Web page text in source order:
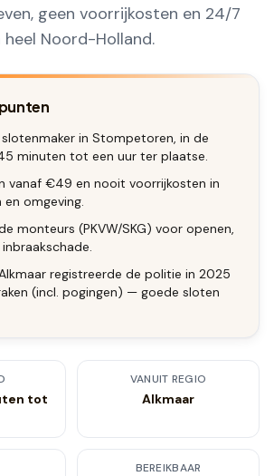
geen voorrijkosten en 24/7
Noord-Holland.
in Stompetoren, in de
minuten tot een uur ter plaatse.
vanaf €49 en nooit voorrijkosten in
omgeving.
monteurs (PKVW/SKG) voor openen,
registreerde de politie in 2025
(incl. pogingen) — goede sloten
tot
VANUIT REGIO
Alkmaar
BEREIKBAAR